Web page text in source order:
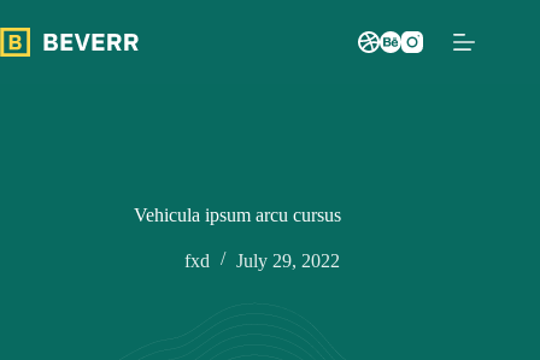
to
content
Vehicula ipsum arcu cursus
fxd July 29, 2022